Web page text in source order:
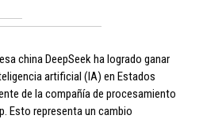
china DeepSeek ha logrado ganar
artificial (IA) en Estados
de la compañía de procesamiento
Esto representa un cambio